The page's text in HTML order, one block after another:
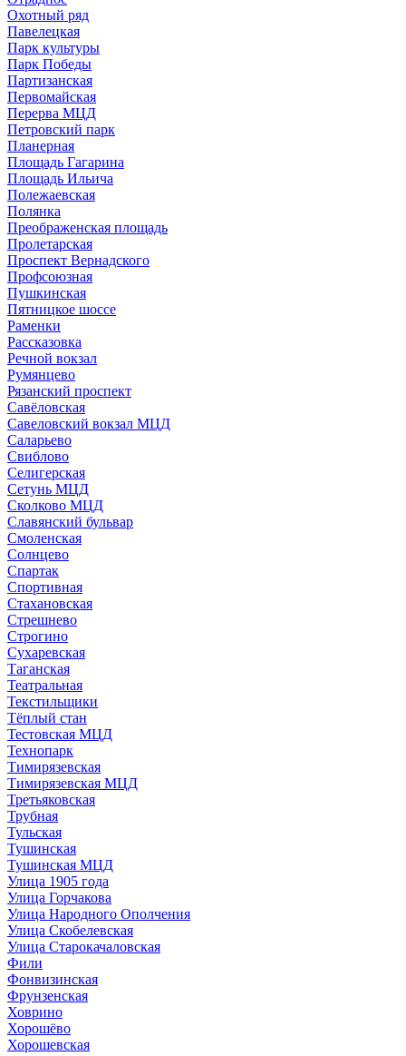
Охотный ряд
Павелецкая
Парк культуры
Парк Победы
Партизанская
Первомайская
Перерва МЦД
Петровский парк
Планерная
Площадь Гагарина
Площадь Ильича
Полежаевская
Полянка
Преображенская площадь
Пролетарская
Проспект Вернадского
Профсоюзная
Пушкинская
Пятницкое шоссе
Раменки
Рассказовка
Речной вокзал
Румянцево
Рязанский проспект
Савёловская
Савеловский вокзал МЦД
Саларьево
Свиблово
Селигерская
Сетунь МЦД
Сколково МЦД
Славянский бульвар
Смоленская
Солнцево
Спартак
Спортивная
Стахановская
Стрешнево
Строгино
Сухаревская
Таганская
Театральная
Текстильщики
Тёплый стан
Тестовская МЦД
Технопарк
Тимирязевская
Тимирязевская МЦД
Третьяковская
Трубная
Тульская
Тушинская
Тушинская МЦД
Улица 1905 года
Улица Горчакова
Улица Народного Ополчения
Улица Скобелевская
Улица Старокачаловская
Фили
Фонвизинская
Фрунзенская
Ховрино
Хорошёво
Хорошевская